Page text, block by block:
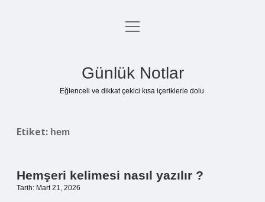
Anasayfa
menüyü
Günlük Notlar
Eğlenceli ve dikkat çekici kısa içeriklerle dolu.
Etiket: hem
Hemşeri kelimesi nasıl yazılır ?
Tarih: Mart 21, 2026